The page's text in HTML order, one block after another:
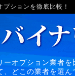
プションを徹底比較！
ーオプション業者
、どこの業者を選